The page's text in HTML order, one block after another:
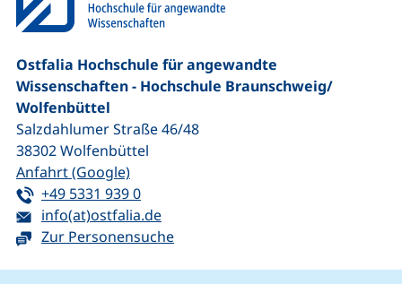
Ostfalia Hochschule für angewandte
Wissenschaften - Hochschule Braunschweig/​
Wolfenbüttel
Salzdahlumer Straße 46/48
38302Wolfenbüttel
Anfahrt (Google)(externer Link, öffnet neues Fenster)
Tel:
+49 5331 939 0(startet einen Telefonanruf, wenn Ihr
E-Mail:
info(at)ostfalia.de(öffnet Ihr E-Mail-Programm)
Zur Personensuche